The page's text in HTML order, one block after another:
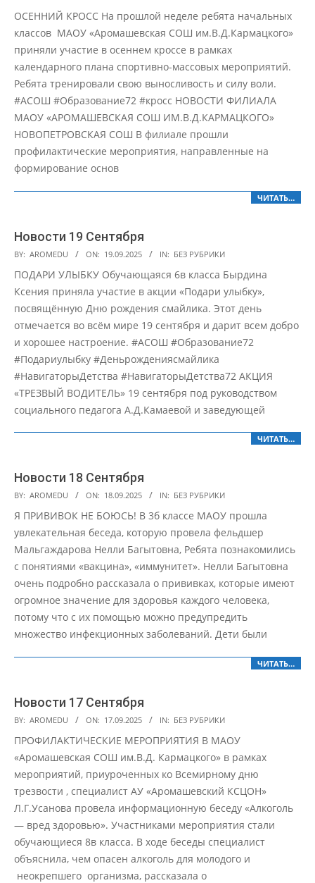
09-
22
ОСЕННИЙ КРОСС На прошлой неделе ребята начальных
классов МАОУ «Аромашевская СОШ им.В.Д.Кармацкого»
приняли участие в осеннем кроссе в рамках
календарного плана спортивно-массовых мероприятий.
Ребята тренировали свою выносливость и силу воли.
#АСОШ #Образование72 #кросс НОВОСТИ ФИЛИАЛА
МАОУ «АРОМАШЕВСКАЯ СОШ ИМ.В.Д.КАРМАЦКОГО»
НОВОПЕТРОВСКАЯ СОШ В филиале прошли
профилактические мероприятия, направленные на
формирование основ
ЧИТАТЬ…
Новости 19 Сентября
2025-
09-
19
BY: AROMEDU ON: 19.09.2025 IN: БЕЗ РУБРИКИ
ПОДАРИ УЛЫБКУ Обучающаяся 6в класса Бырдина
Ксения приняла участие в акции «Подари улыбку»,
посвящённую Дню рождения смайлика. Этот день
отмечается во всём мире 19 сентября и дарит всем добро
и хорошее настроение. #АСОШ #Образование72
#Подариулыбку #Деньрождениясмайлика
#НавигаторыДетства #НавигаторыДетства72 АКЦИЯ
«ТРЕЗВЫЙ ВОДИТЕЛЬ» 19 сентября под руководством
социального педагога А.Д.Камаевой и заведующей
ЧИТАТЬ…
Новости 18 Сентября
2025-
09-
18
BY: AROMEDU ON: 18.09.2025 IN: БЕЗ РУБРИКИ
Я ПРИВИВОК НЕ БОЮСЬ! В 3б классе МАОУ прошла
увлекательная беседа, которую провела фельдшер
Мальгаждарова Нелли Багытовна, Ребята познакомились
с понятиями «вакцина», «иммунитет». Нелли Багытовна
очень подробно рассказала о прививках, которые имеют
огромное значение для здоровья каждого человека,
потому что с их помощью можно предупредить
множество инфекционных заболеваний. Дети были
ЧИТАТЬ…
Новости 17 Сентября
2025-
09-
17
BY: AROMEDU ON: 17.09.2025 IN: БЕЗ РУБРИКИ
ПРОФИЛАКТИЧЕСКИЕ МЕРОПРИЯТИЯ В МАОУ
«Аромашевская СОШ им.В.Д. Кармацкого» в рамках
мероприятий, приуроченных ко Всемирному дню
трезвости , специалист АУ «Аромашевский КСЦОН»
Л.Г.Усанова провела информационную беседу «Алкоголь
— вред здоровью». Участниками мероприятия стали
обучающиеся 8в класса. В ходе беседы специалист
объяснила, чем опасен алкоголь для молодого и
неокрепшего организма, рассказала о